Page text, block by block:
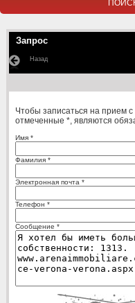
Запрос
Назад
Чтобы записаться на прием
отмеченные *, являются
Имя *
Фамилия *
Электронная почта *
Телефон *
Сообщение *